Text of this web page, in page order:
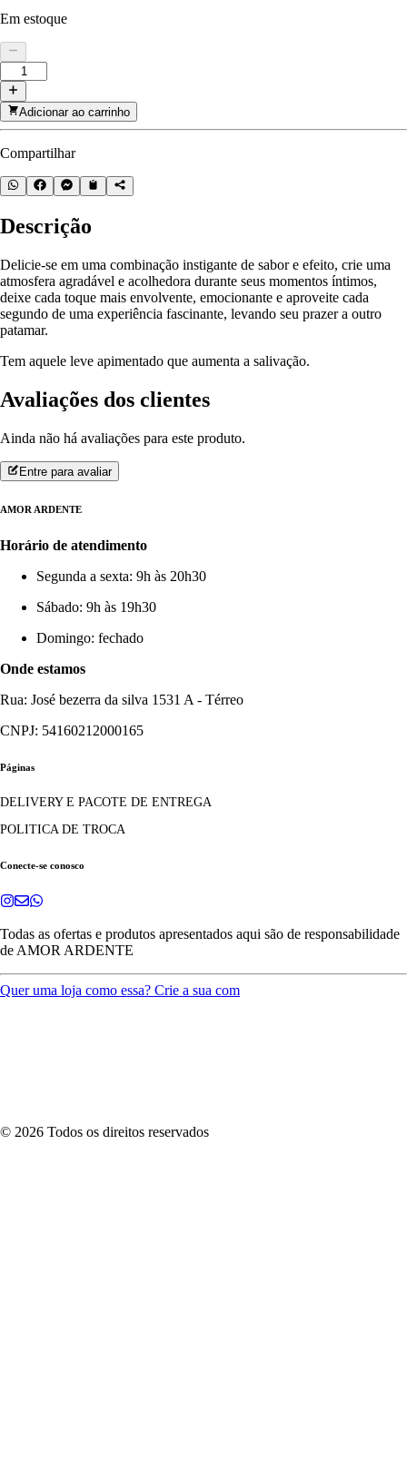
Em estoque
Adicionar ao carrinho
Compartilhar
Descrição
Delicie-se em uma combinação instigante de sabor e efeito, crie uma
atmosfera agradável e acolhedora durante seus momentos íntimos,
deixe cada toque mais envolvente, emocionante e aproveite cada
segundo de uma experiência fascinante, levando seu prazer a outro
patamar.
Tem aquele leve apimentado que aumenta a salivação.
Avaliações dos clientes
Ainda não há avaliações para este produto.
Entre para avaliar
AMOR ARDENTE
Horário de atendimento
Segunda a sexta: 9h às 20h30
Sábado: 9h às 19h30
Domingo: fechado
Onde estamos
Rua: José bezerra da silva 1531 A - Térreo
CNPJ: 54160212000165
Páginas
DELIVERY E PACOTE DE ENTREGA
POLITICA DE TROCA
Conecte-se conosco
Todas as ofertas e produtos apresentados aqui são de responsabilidade
de AMOR ARDENTE
Quer uma loja como essa? Crie a sua com
© 2026 Todos os direitos reservados